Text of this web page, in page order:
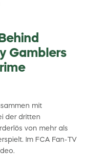
Gamblers
mit
der dritten
von mehr als
Im FCA Fan-TV